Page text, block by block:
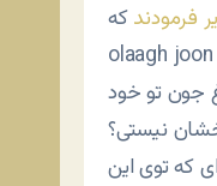
فرمودند
olaagh
جون تو خود
نیستی؟
که توی این